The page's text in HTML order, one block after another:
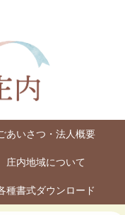
あいさつ・法人概要
庄内地域について
種書式ダウンロード